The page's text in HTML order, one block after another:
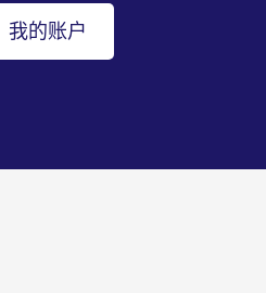
我的账户